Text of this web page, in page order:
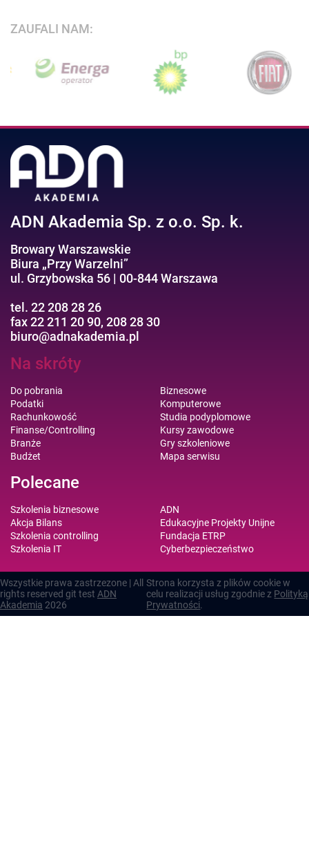
ZAUFALI NAM:
ADN Akademia Sp. z o.o. Sp. k.
Browary Warszawskie
Biura „Przy Warzelni”
ul. Grzybowska 56 | 00-844 Warszawa
tel. 22 208 28 26
fax 22 211 20 90, 208 28 30
biuro@adnakademia.pl
Na skróty
Do pobrania
Podatki
Rachunkowość
Finanse/Controlling
Branże
Budżet
Biznesowe
Komputerowe
Studia podyplomowe
Kursy zawodowe
Gry szkoleniowe
Mapa serwisu
Polecane
Szkolenia biznesowe
Akcja Bilans
Szkolenia controlling
Szkolenia IT
ADN
Edukacyjne Projekty Unijne
Fundacja ETRP
Cyberbezpieczeństwo
Wszystkie prawa zastrzezone | All
rights reserved git test ADN
Akademia 2026
Strona korzysta z plików cookie w
celu realizacji usług zgodnie z Polityką
Prywatności.